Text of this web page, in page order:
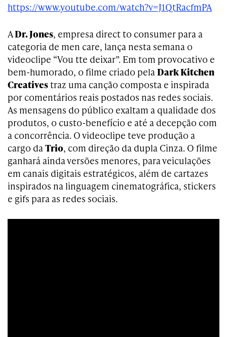
https://www.youtube.com/watch?v=J1QtRacfmPA
ADr. Jones, empresa direct to consumer para a
categoria de men care, lança nesta semana o
videoclipe “Vou tte deixar”. Em tom provocativo e
bem-humorado, o filme criado pelaDark Kitchen
Creativestraz uma canção composta e inspirada
por comentários reais postados nas redes sociais.
As mensagens do público exaltam a qualidade dos
produtos, o custo-benefício e até a decepção com
a concorrência. O videoclipe teve produção a
cargo daTrio, com direção da dupla Cinza. O filme
ganhará ainda versões menores, para veiculações
em canais digitais estratégicos, além de cartazes
inspirados na linguagem cinematográfica, stickers
e gifs para as redes sociais.